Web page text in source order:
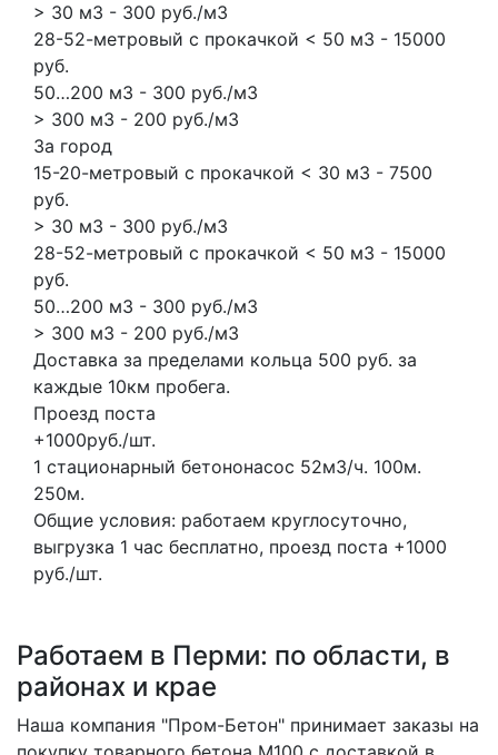
> 30 м3 - 300 руб./м3
28-52-метровый с прокачкой < 50 м3 - 15000
руб.
50…200 м3 - 300 руб./м3
> 300 м3 - 200 руб./м3
За город
15-20-метровый с прокачкой < 30 м3 - 7500
руб.
> 30 м3 - 300 руб./м3
28-52-метровый с прокачкой < 50 м3 - 15000
руб.
50…200 м3 - 300 руб./м3
> 300 м3 - 200 руб./м3
Доставка за пределами кольца 500 руб. за
каждые 10км пробега.
Проезд поста
+1000руб./шт.
1 стационарный бетононасос 52м3/ч. 100м.
250м.
Общие условия: работаем круглосуточно,
выгрузка 1 час бесплатно, проезд поста +1000
руб./шт.
Работаем в Перми: по области, в
районах и крае
Наша компания "Пром-Бетон" принимает заказы на